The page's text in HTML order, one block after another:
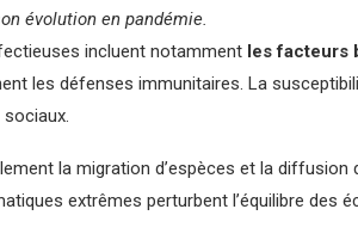
évolution en pandémie.
incluent notamment les facteurs
les défenses immunitaires. La
la migration d’espèces et la diffusion
extrêmes perturbent l’équilibre des